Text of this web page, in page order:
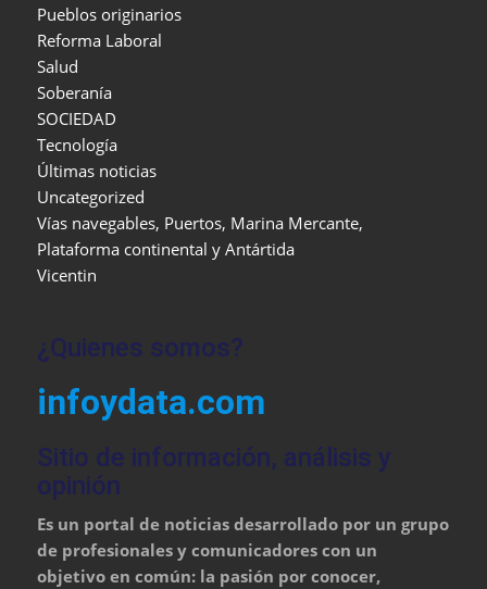
Pueblos originarios
Reforma Laboral
Salud
Soberanía
SOCIEDAD
Tecnología
Últimas noticias
Uncategorized
Vías navegables, Puertos, Marina Mercante,
Plataforma continental y Antártida
Vicentin
¿Quienes somos?
infoydata.com
Sitio de información, análisis y
opinión
Es un portal de noticias desarrollado por un grupo
de profesionales y comunicadores con un
objetivo en común: la pasión por conocer,